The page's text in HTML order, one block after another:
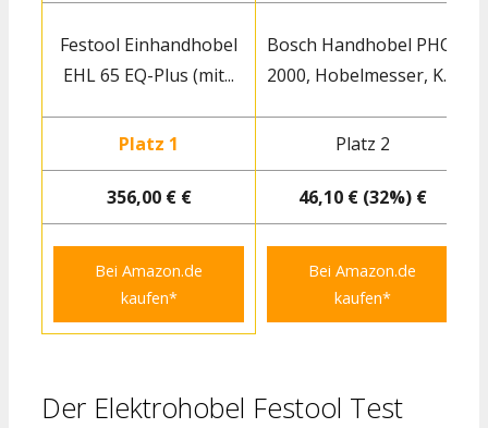
Festool Einhandhobel
EHL 65 EQ-Plus (mit...
Bosch Handhobel PHO
2000, Hobelmesser, K...
Platz 1 Platz 2
356,00 € € 46,10 € (32%) €
Bei Amazon.de
kaufen*
Bei Amazon.de
kaufen*
Der Elektrohobel Festool Test